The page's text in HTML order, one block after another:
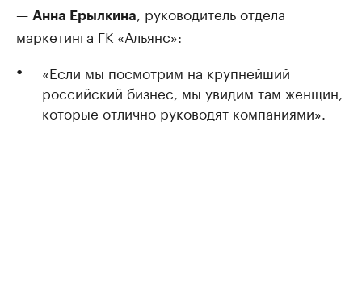
— Анна Ерылкина
, руководитель отдела
маркетинга ГК «Альянс»:
«Если мы посмотрим на крупнейший
российский бизнес, мы увидим там женщин,
которые отлично руководят компаниями».